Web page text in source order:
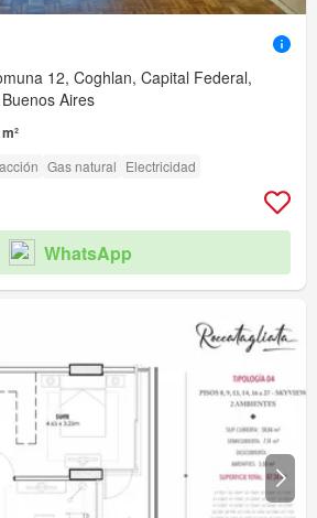
12, Coghlan, Capital Federal,
Aires
Gas natural Electricidad
WhatsApp